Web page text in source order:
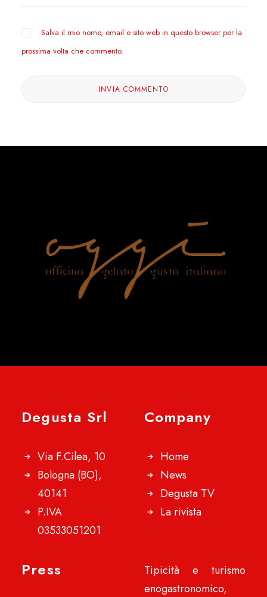
Salva il mio nome, email e sito web in questo browser per la
prossima volta che commento.
Degusta Srl
Via F.Cilea, 10
Bologna (BO),
40141
P.IVA
03533051201
Company
Home
News
Degusta TV
La rivista
Press
Tipicità e turismo
enogastronomico,